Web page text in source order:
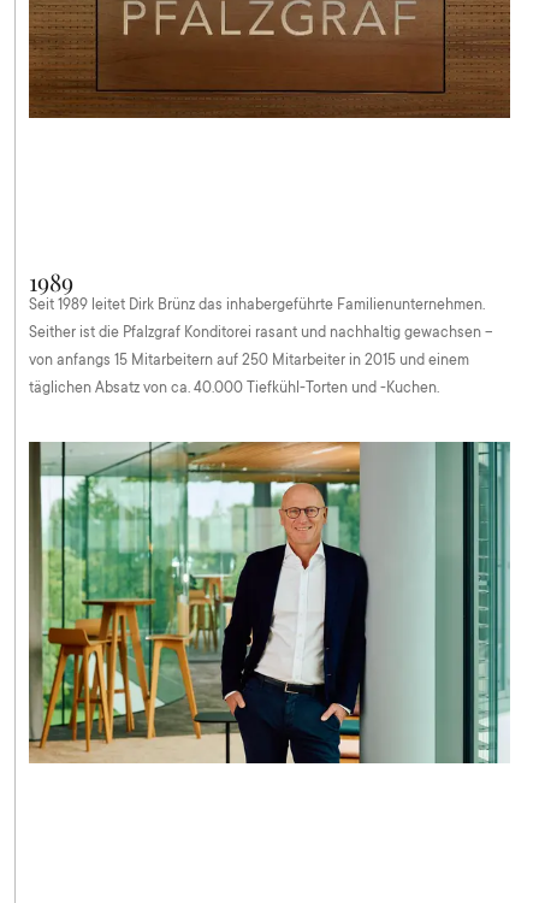
1989
Seit 1989 leitet Dirk Brünz das inhabergeführte Familienunternehmen.
Seither ist die Pfalzgraf Konditorei rasant und nachhaltig gewachsen –
von anfangs 15 Mitarbeitern auf 250 Mitarbeiter in 2015 und einem
täglichen Absatz von ca. 40.000 Tiefkühl-Torten und -Kuchen.